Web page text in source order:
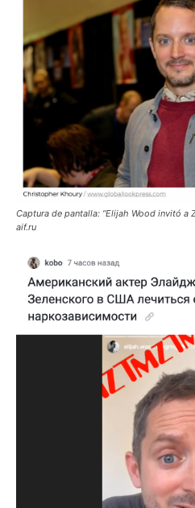
Captura de pantalla: “Elijah Wood invitó a
aif.ru